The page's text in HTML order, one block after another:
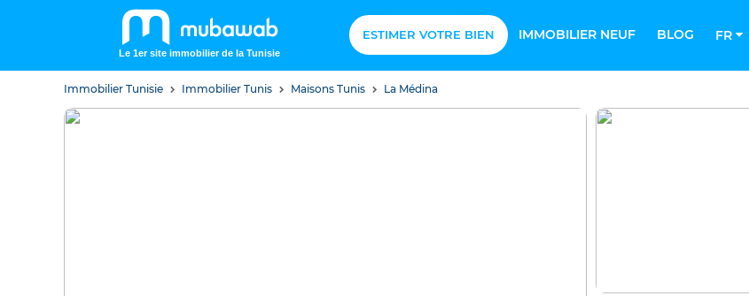
Le 1er site immobilier de la Tunisie
ESTIMER VOTRE BIEN IMMOBILIER NEUF BLOG FR
Immobilier Tunisie Immobilier Tunis Maisons Tunis La Médina